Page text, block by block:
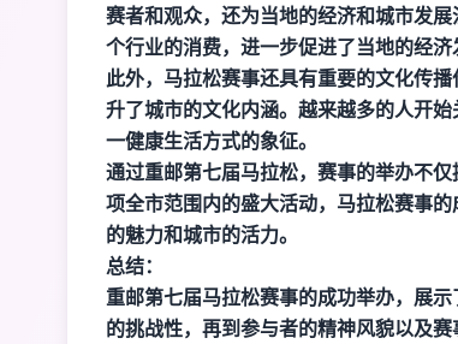
赛者和观众，还为当地的经济和城市发
个行业的消费，进一步促进了当地的经济
此外，马拉松赛事还具有重要的文化传
升了城市的文化内涵。越来越多的人开
一健康生活方式的象征。
通过重邮第七届马拉松，赛事的举办不
项全市范围内的盛大活动，马拉松赛事
的魅力和城市的活力。
总结：
重邮第七届马拉松赛事的成功举办，展
的挑战性，再到参与者的精神风貌以及